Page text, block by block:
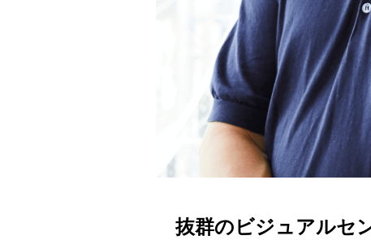
抜群のビジュアルセ